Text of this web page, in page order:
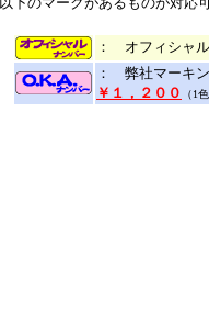
： オフィシャ
： 弊社マーキ
￥１，２００
（1